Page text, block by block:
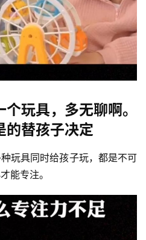
玩具，多无聊啊。
的替孩子决定
玩具同时给孩子玩，都是不可
能专注。